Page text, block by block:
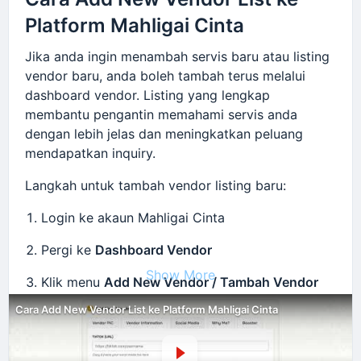
Amalan terbaik:
Gunakan gambar terkini dan berkualiti tinggi
Pastikan pakej jelas dan mudah difahami
Tambah maklumat yang membantu pengantin
buat keputusan
Elakkan profile kosong atau tidak lengkap
bisnes anda aktif dan meningkatkan keyakinan
pengantin untuk memilih servis anda.
Platform Mahligai Cinta
Jika anda ingin menambah servis baru atau listing
vendor baru, anda boleh tambah terus melalui
dashboard vendor. Listing yang lengkap
membantu pengantin memahami servis anda
dengan lebih jelas dan meningkatkan peluang
mendapatkan inquiry.
Langkah untuk tambah vendor listing baru:
Login ke akaun Mahligai Cinta
Pergi ke Dashboard Vendor
Klik menu Add New Vendor / Tambah Vendor
Baru
Masukkan maklumat penting vendor:
Show More
Cara Add New Vendor List ke Platform Mahligai Cinta